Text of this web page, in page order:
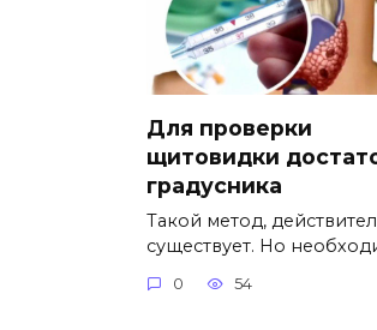
Для проверки
щитовидки
градусника
Такой метод,
существует. Но
0 54